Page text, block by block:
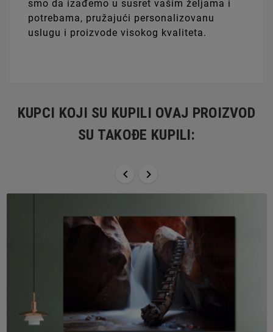
smo da izađemo u susret vašim željama i
potrebama, pružajući personalizovanu
uslugu i proizvode visokog kvaliteta.
KUPCI KOJI SU KUPILI OVAJ PROIZVOD
SU TAKOĐE KUPILI:
 